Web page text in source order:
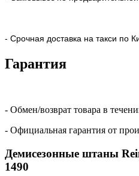
- Срочная доставка на такси по
Гарантия
- Обмен/возврат товара в
- Официальная гарантия от
Демисезонные штаны
1490